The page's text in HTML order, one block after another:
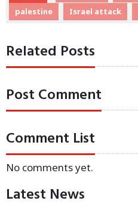
palestine
Israel attack
Related Posts
Post Comment
Comment List
No comments yet.
Latest News